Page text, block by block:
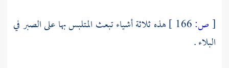
[ص:
هذه ثلاثة أشياء تبعث المتلبس بها على الصبر في
البلاء .